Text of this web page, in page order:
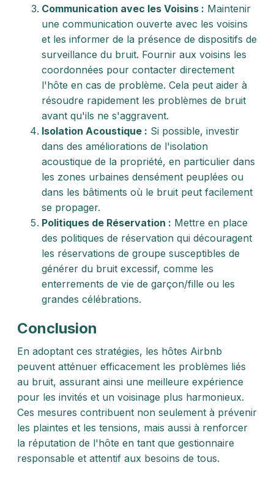
Communication avec les Voisins : Maintenir
une communication ouverte avec les voisins
et les informer de la présence de dispositifs de
surveillance du bruit. Fournir aux voisins les
coordonnées pour contacter directement
l'hôte en cas de problème. Cela peut aider à
résoudre rapidement les problèmes de bruit
avant qu'ils ne s'aggravent.
Isolation Acoustique : Si possible, investir
dans des améliorations de l'isolation
acoustique de la propriété, en particulier dans
les zones urbaines densément peuplées ou
dans les bâtiments où le bruit peut facilement
se propager.
Politiques de Réservation : Mettre en place
des politiques de réservation qui découragent
les réservations de groupe susceptibles de
générer du bruit excessif, comme les
enterrements de vie de garçon/fille ou les
grandes célébrations.
Conclusion
En adoptant ces stratégies, les hôtes Airbnb
peuvent atténuer efficacement les problèmes liés
au bruit, assurant ainsi une meilleure expérience
pour les invités et un voisinage plus harmonieux.
Ces mesures contribuent non seulement à prévenir
les plaintes et les tensions, mais aussi à renforcer
la réputation de l'hôte en tant que gestionnaire
responsable et attentif aux besoins de tous.